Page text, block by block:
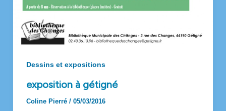
Dessins et expositions
exposition à gétigné
Coline Pierré / 05/03/2016